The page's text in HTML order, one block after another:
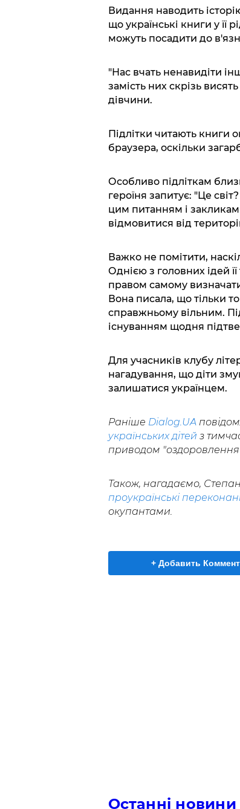
Видання наводить
що українські книги у її
можуть посадити до
"Нас вчать ненавидіти
замість них скрізь
дівчини.
Підлітки читають книги
браузера, оскільки
Особливо підліткам
героїня запитує: "Це
цим питанням і
відмовитися від
Важко не помітити,
Однією з головних ідей
правом самому
Вона писала, що тільки
справжньому вільним.
існуванням щодня
Для учасників клубу
нагадування, що діти
залишатися українцем.
Раніше Dialog.UA
українських дітей з
приводом
Також, нагадаємо,
проукраїнські
окупантами.
+ Добавить
Останні новини